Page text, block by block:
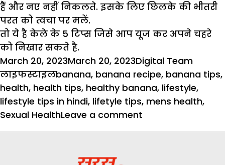
हैं और नए नहीं निकलते. इसके लिए छिलके की भीतरी
परत को त्वचा पर मलें.
तो ये है केले के 5 टिप्स जिसे आप यूज कर अपने चहरे
को निखार सकते है.
Posted
on
March 20, 2023March 20, 2023Author
Digital Team
लाइफस्टाइलTags
banana, banana recipe, banana tips,
health, health tips, healthy banana, lifestyle,
lifestyle tips in hindi, lifetyle tips, mens health,
Sexual HealthLeave a comment